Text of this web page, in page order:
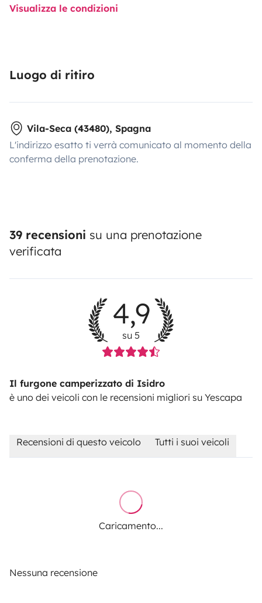
Visualizza le condizioni
Luogo di ritiro
Vila-Seca (43480), Spagna
L'indirizzo esatto ti verrà comunicato al momento della
conferma della prenotazione.
39 recensioni su una prenotazione
verificata
4,9
su 5
Il furgone camperizzato di Isidro
è uno dei veicoli con le recensioni migliori su Yescapa
Recensioni di questo veicolo Tutti i suoi veicoli
Caricamento...
Nessuna recensione